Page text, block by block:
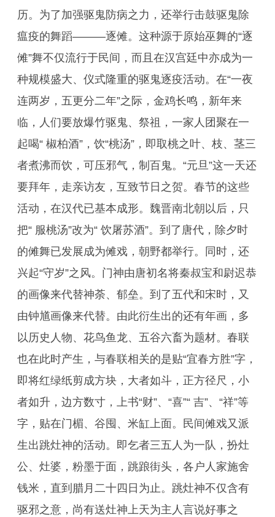
历。为了加强驱鬼防病之力，还举行击鼓驱鬼除
瘟疫的舞蹈———逐傩。这种源于原始巫舞的“逐
傩”舞不仅流行于民间，而且在汉宫廷中亦成为一
种规模盛大、仪式隆重的驱鬼逐疫活动。在“一夜
连两岁，五更分二年”之际，金鸡长鸣，新年来
临，人们要放爆竹驱鬼、祭祖，一家人团聚在一
起喝“ 椒柏酒”，饮“桃汤”，即取桃之叶、枝、茎三
者煮沸而饮，可压邪气，制百鬼。“元旦”这一天还
要拜年，走亲访友，互致节日之贺。春节的这些
活动，在汉代已基本成形。魏晋南北朝以后，只
把“ 服桃汤”改为“ 饮屠苏酒”。到了唐代，除夕时
的傩舞已发展成为傩戏，朝野都举行。同时，还
兴起“守岁”之风。门神由唐初名将秦叔宝和尉迟恭
的画像来代替神荼、郁垒。到了五代和宋时，又
由钟馗画像来代替。由此衍生出的还有年画，多
以历史人物、花鸟鱼龙、五谷六畜为题材。春联
也在此时产生，与春联相关的是贴“宜春方胜”字，
即将红绿纸剪成方块，大者如斗，正方径尺，小
者如升，边方数寸，上书“财”、“喜”“ 吉”、“祥”等
字，贴在门楣、谷囤、米缸上面。民间傩戏又派
生出跳灶神的活动。即乞者三五人为一队，扮灶
公、灶婆，粉墨于面，跳踉街头，各户人家施舍
钱米，直到腊月二十四日为止。跳灶神不仅含有
驱邪之意，尚有送灶神上天为主人言说好事之